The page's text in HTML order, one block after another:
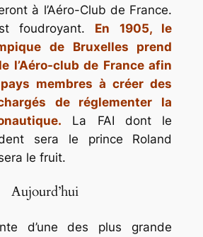
à l’Aéro-Club de France.
foudroyant. En 1905, le
de Bruxelles prend
l’Aéro-club de France afin
membres à créer des
de réglementer la
La FAI dont le
sera le prince Roland
le fruit.
Aujourd’hui
d’une des plus grande